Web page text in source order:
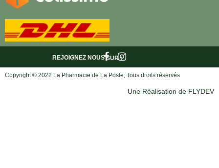
SUR :
REJOIGNEZ NOUS
Copyright © 2022 La Pharmacie de La Poste, Tous droits réservés
Une Réalisation de FLYDEV